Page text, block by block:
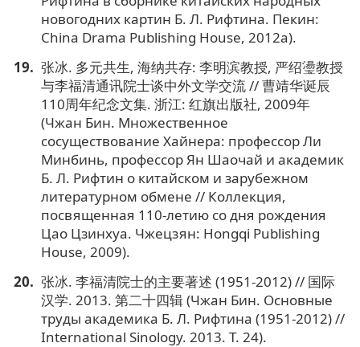
новогодних картин Б. Л. Рифтина. Пекин:
China Drama Publishing House, 2012a).
张冰. 多元共生, 海纳共存: 李明滨教授, 严绍璗教授
与李福清通讯院士谈中外文学交流 // 曹靖华诞辰
110周年纪念文集. 浙江: 红旗出版社, 2009年
(Чжан Бин. Множественное
сосуществование Хайнера: профессор Ли
Минбинь, профессор Ян Шаочай и академик
Б. Л. Рифтин о китайском и зарубежном
литературном обмене // Коллекция,
посвященная 110-летию со дня рождения
Цао Цзинхуа. Чжецзян: Hongqi Publishing
House, 2009).
张冰. 李福清院士的主要著述 (1951-2012) // 国际
汉学. 2013. 第二十四辑 (Чжан Бин. Основные
труды академика Б. Л. Рифтина (1951-2012) //
International Sinology. 2013. Т. 24).